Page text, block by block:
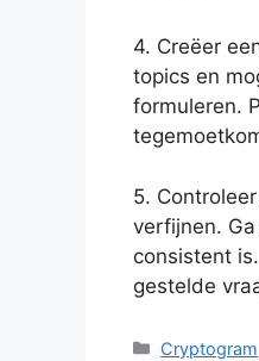
4. Creëer
topics en
formuleren.
5.
verfijnen.
consistent
gestelde
Categories
Cryptogram